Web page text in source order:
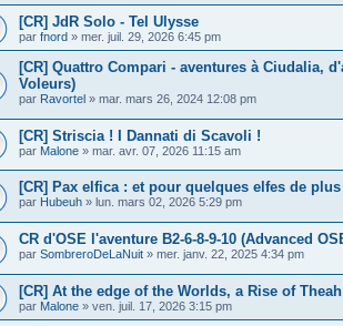
[CR] JdR Solo - Tel Ulysse
par fnord » mer. juil. 29, 2026 6:45 pm
[CR] Quattro Compari - aventures à Ciudalia,
Voleurs)
par Ravortel » mar. mars 26, 2024 12:08 pm
[CR] Striscia ! I Dannati di Scavoli !
par Malone » mar. avr. 07, 2026 11:15 am
[CR] Pax elfica : et pour quelques elfes de plus
par Hubeuh » lun. mars 02, 2026 5:29 pm
CR d'OSE l'aventure B2-6-8-9-10 (Advanced
par SombreroDeLaNuit » mer. janv. 22, 2025 4:34 pm
[CR] At the edge of the Worlds, a Rise of
par Malone » ven. juil. 17, 2026 3:15 pm